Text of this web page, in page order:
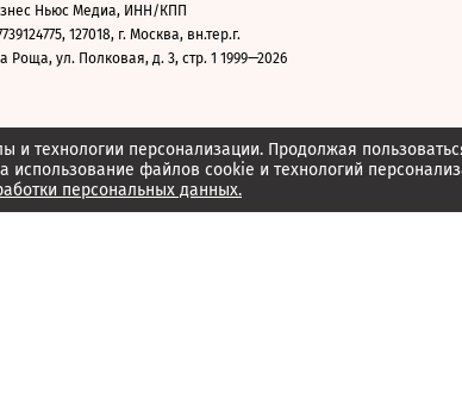
и технологии персонализации. Продолжая
использование файлов cookie и технологий
персональных данных.
Ньюс Медиа, ИНН/КПП
127018, г. Москва, вн.тер.г.
ул. Полковая, д. 3, стр. 1 1999—2026